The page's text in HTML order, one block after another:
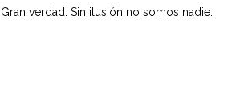
Gran verdad. Sin ilusión no somos nadie.